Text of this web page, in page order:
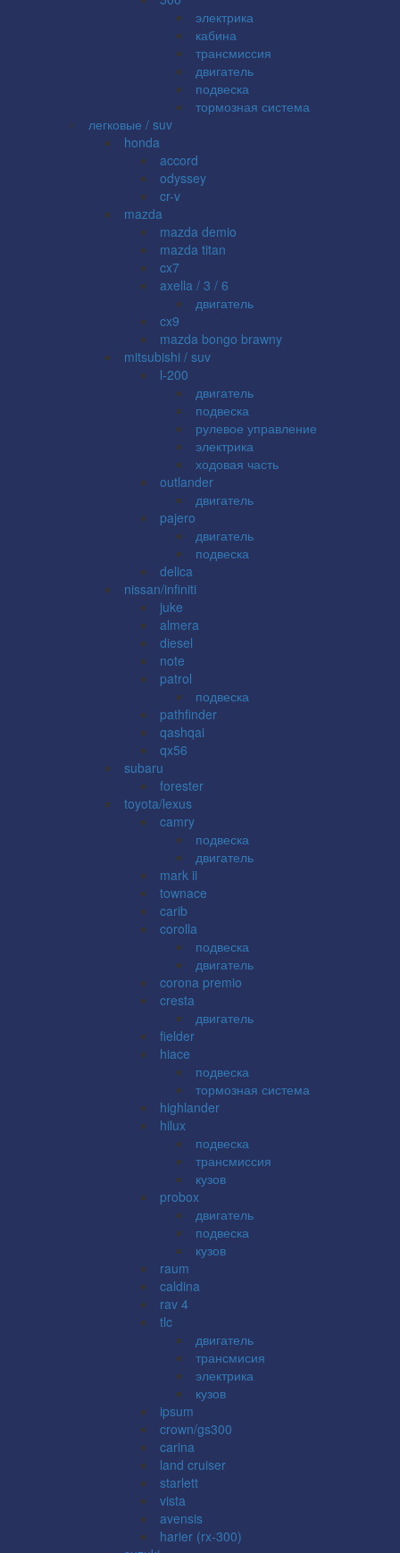
электрика
кабина
трансмиссия
двигатель
подвеска
тормозная система
легковые / suv
honda
accord
odyssey
cr-v
mazda
mazda demio
mazda titan
cx7
axella / 3 / 6
двигатель
cx9
mazda bongo brawny
mitsubishi / suv
l-200
двигатель
подвеска
рулевое управление
электрика
ходовая часть
outlander
двигатель
pajero
двигатель
подвеска
delica
nissan/infiniti
juke
almera
diesel
note
patrol
подвеска
pathfinder
qashqai
qx56
subaru
forester
toyota/lexus
camry
подвеска
двигатель
mark ii
townace
carib
corolla
подвеска
двигатель
corona premio
cresta
двигатель
fielder
hiace
подвеска
тормозная система
highlander
hilux
подвеска
трансмиссия
кузов
probox
двигатель
подвеска
кузов
raum
caldina
rav 4
tlc
двигатель
трансмисия
электрика
кузов
ipsum
crown/gs300
carina
land cruiser
starlett
vista
avensis
harier (rx-300)